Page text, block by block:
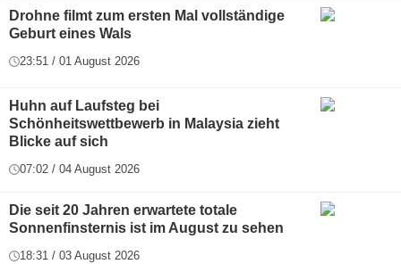
Drohne filmt zum ersten Mal vollständige
Geburt eines Wals
23:51 / 01 August 2026
Huhn auf Laufsteg bei
Schönheitswettbewerb in Malaysia zieht
Blicke auf sich
07:02 / 04 August 2026
Die seit 20 Jahren erwartete totale
Sonnenfinsternis ist im August zu sehen
18:31 / 03 August 2026